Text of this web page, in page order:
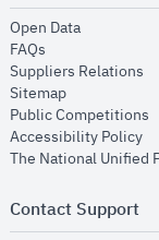
Open Dataopens in
FAQs
Suppliers Relations
Sitemapopens in new
Public Competitions
Accessibility Policy
The National Unified
Contact Support